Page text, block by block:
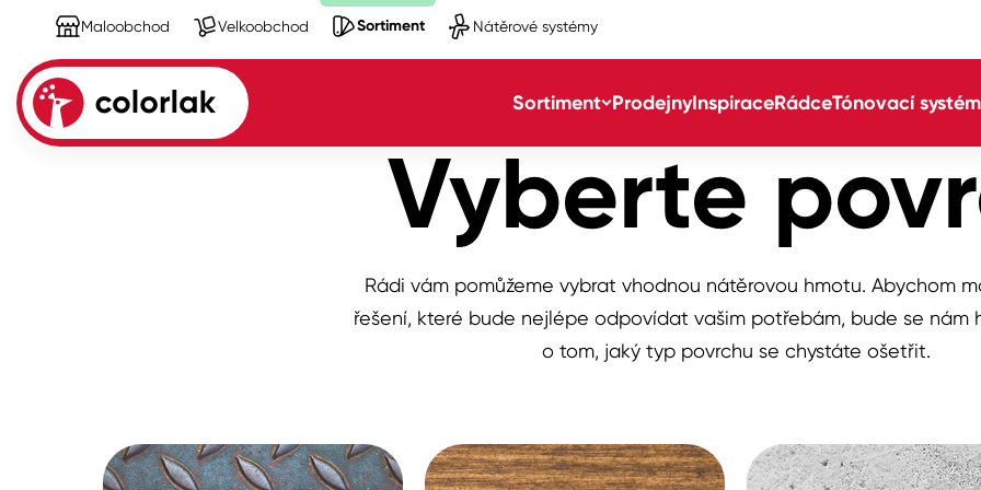
Maloobchod Velkoobchod Sortiment Nátěrové systémy
Sortiment ProdejnyInspiraceRádceTónovací
Beton, asfalt, minerální podklady
Vyberte
Rádi vám pomůžeme vybrat vhodnou nátěrovou hmotu. Abychom
řešení, které bude nejlépe odpovídat vašim potřebám, bude se nám
o tom, jaký typ povrchu se chystáte ošetřit.